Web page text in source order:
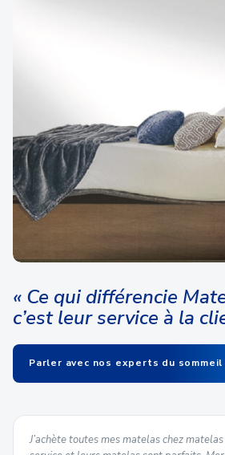
« Ce qui différencie
c’est leur service à la
Parler avec nos experts du sommeil
J’achète toutes mes matelas chez